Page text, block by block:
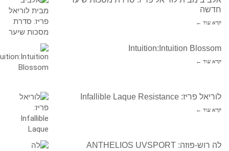
חדשה
קרא עוד ←
Intuition:Intuition Blossom
קרא עוד ←
לוריאל פריז: Infallible Laque Resistance
קרא עוד ←
לה רוש-פוזה: ANTHELIOS UVSPORT